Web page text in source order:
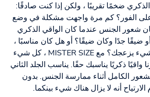
الذكري ضخمًا تقريبًا ، ولكن إذا كنت صادقًا:
على الفور؟ كم مرة واجهت مشكلة في وضع
شعور الجنس عندما كان الواقي الذكري
ضيقًا جدًا وكان ضيقًا؟ أو هل كان مناسبًا ،
لكن ما زال هناك شيء يزعجك؟ مع MISTER SIZE ، كل شيء
واقيًا ذكريًا يناسبك حقًا. يناسب الجلد الثاني
الكامل أثناء ممارسة الجنس. بدون
أنه لا يزال هناك شيء بينكما.